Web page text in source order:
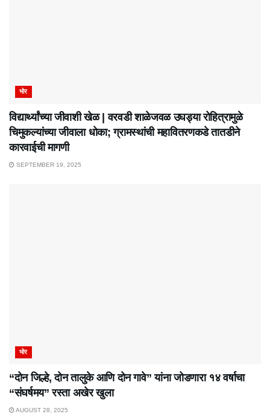
भोर
विद्यार्थ्यांच्या जीवाशी खेळ | वरवडी शाळेजवळ उघड्या रोहित्रामुळे
चिमुकल्यांच्या जीवाला धोका; ग्रामस्थांची महावितरणकडे तातडीने
कारवाईची मागणी
SEPTEMBER 19, 2025
भोर
“दोन जिल्हे, दोन तालुके आणि दोन गावे” यांना जोडणारा १४ वर्षाचा
“संघर्षमय” रस्ता अखेर खुला
AUGUST 28, 2025